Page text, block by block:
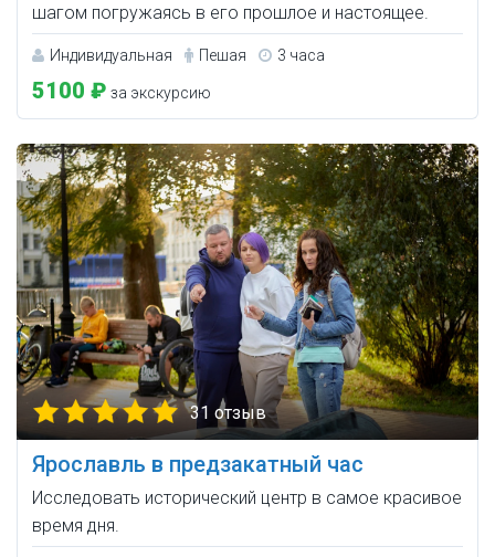
шагом погружаясь в его прошлое и настоящее.
Индивидуальная Пешая 3 часа
5100 ₽ за экскурсию
31 отзыв
Ярославль в предзакатный час
Исследовать исторический центр в самое красивое
время дня.